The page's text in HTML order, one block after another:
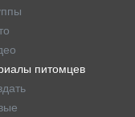
питомцев